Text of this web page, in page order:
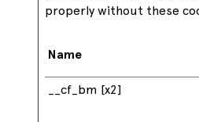
properly without these
Name
__cf_bm [x2]